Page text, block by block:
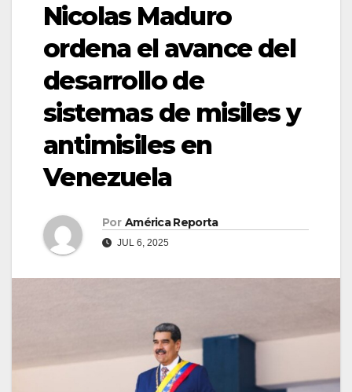
Nicolas Maduro
ordena el avance del
desarrollo de
sistemas de misiles y
antimisiles en
Venezuela
Por América Reporta
JUL 6, 2025